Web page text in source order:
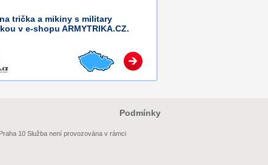
trička a mikiny s military
v e-shopu ARMYTRIKA.CZ.
Podmínky
10 Služba není provozována v rámci